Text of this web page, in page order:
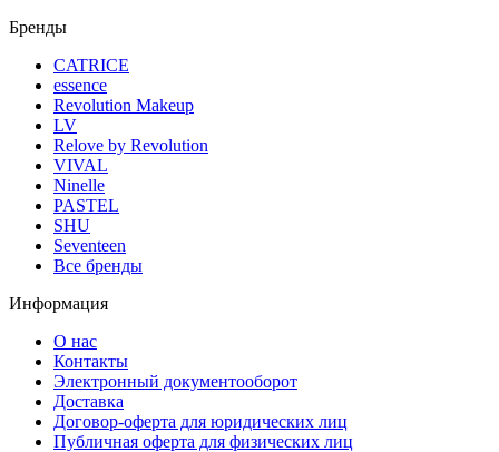
Бренды
CATRICE
essence
Revolution Makeup
LV
Relove by Revolution
VIVAL
Ninelle
PASTEL
SHU
Seventeen
Все бренды
Информация
О нас
Контакты
Электронный документооборот
Доставка
Договор-оферта для юридических лиц
Публичная оферта для физических лиц